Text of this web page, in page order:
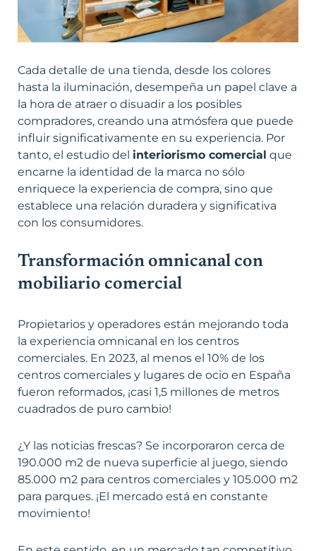
Cada detalle de una tienda, desde los colores
hasta la iluminación, desempeña un papel clave a
la hora de atraer o disuadir a los posibles
compradores, creando una atmósfera que puede
influir significativamente en su experiencia. Por
tanto, el estudio del interiorismo comercial que
encarne la identidad de la marca no sólo
enriquece la experiencia de compra, sino que
establece una relación duradera y significativa
con los consumidores.
Transformación omnicanal con
mobiliario comercial
Propietarios y operadores están mejorando toda
la experiencia omnicanal en los centros
comerciales. En 2023, al menos el 10% de los
centros comerciales y lugares de ocio en España
fueron reformados, ¡casi 1,5 millones de metros
cuadrados de puro cambio!
¿Y las noticias frescas? Se incorporaron cerca de
190.000 m2 de nueva superficie al juego, siendo
85.000 m2 para centros comerciales y 105.000 m2
para parques. ¡El mercado está en constante
movimiento!